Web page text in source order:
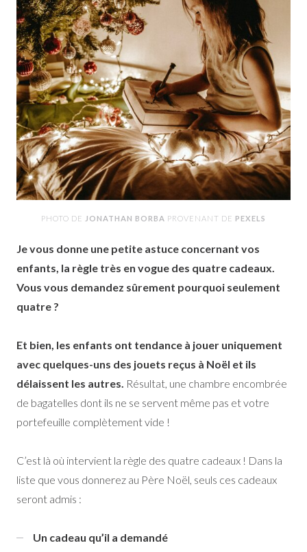
PHOTO DE JONATHAN BORBA PROVENANT DE PEXELS
Je vous donne une petite astuce concernant vos
enfants, la règle très en vogue des quatre cadeaux.
Vous vous demandez sûrement pourquoi seulement
quatre ?
Et bien, les enfants ont tendance à jouer uniquement
avec quelques-uns des jouets reçus à Noël et ils
délaissent les autres. Résultat, une chambre encombrée
de bagatelles dont ils ne se servent même pas et votre
portefeuille complètement vide !
C’est là où intervient la règle des quatre cadeaux ! Dans la
liste que vous donnerez au Père Noël, seuls ces cadeaux
seront admis :
Un cadeau qu’il a demandé